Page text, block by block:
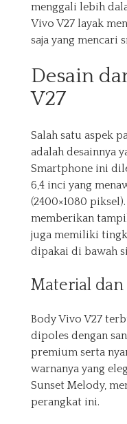
menggali lebih
Vivo V27 layak
saja yang mencari
Desain
V27
Salah satu aspek
adalah desainnya
Smartphone ini
6,4 inci yang
(2400×1080
memberikan
juga memiliki
dipakai di bawah
Material
Body Vivo V27
dipoles dengan
premium serta
warnanya yang
Sunset Melody,
perangkat ini.